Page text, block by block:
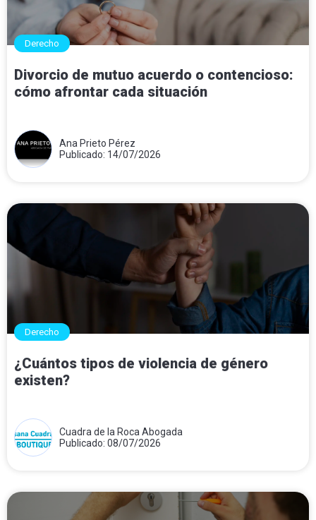
Derecho
Divorcio de mutuo acuerdo o contencioso:
cómo afrontar cada situación
Ana Prieto Pérez
Publicado: 14/07/2026
Derecho
¿Cuántos tipos de violencia de género
existen?
Cuadra de la Roca Abogada
Publicado: 08/07/2026